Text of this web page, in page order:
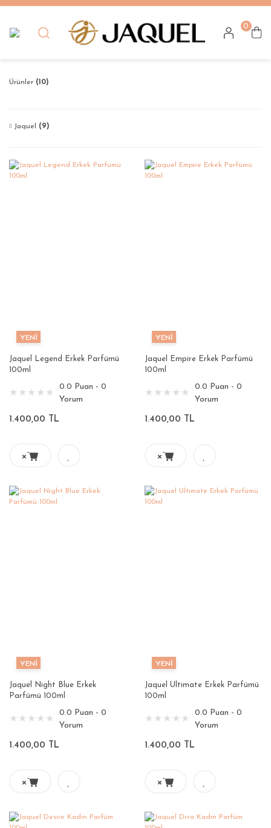
0
Ürünler (10)
Jaquel (9)
YENİ
Jaquel Legend Erkek Parfümü
100ml
0.0 Puan - 0
Yorum
1.400,00 TL
YENİ
Jaquel Empire Erkek Parfümü
100ml
0.0 Puan - 0
Yorum
1.400,00 TL
YENİ
Jaquel Night Blue Erkek
Parfümü 100ml
0.0 Puan - 0
Yorum
1.400,00 TL
YENİ
Jaquel Ultimate Erkek Parfümü
100ml
0.0 Puan - 0
Yorum
1.400,00 TL
Unisex Parfüm